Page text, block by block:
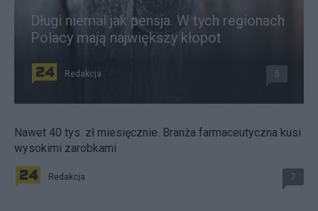
Długi niemal jak pensja. W tych regionach
Polacy mają największy kłopot
Redakcja 5
Nawet 40 tys. zł miesięcznie. Branża farmaceutyczna kusi
wysokimi zarobkami
Redakcja 7